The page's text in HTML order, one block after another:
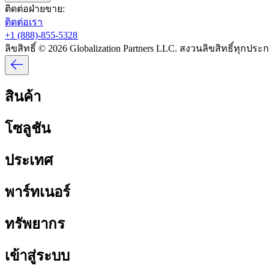
ติดต่อฝ่ายขาย:​​
ติดต่อเรา​​
+1 (888)-855-5328​​
ลิขสิทธิ์ © 2026 Globalization Partners LLC. สงวนลิขสิทธิ์ทุกประ
สินค้า​​
โซลูชัน​​
ประเทศ​​
พาร์ทเนอร์​​
ทรัพยากร​​
เข้าสู่ระบบ​​